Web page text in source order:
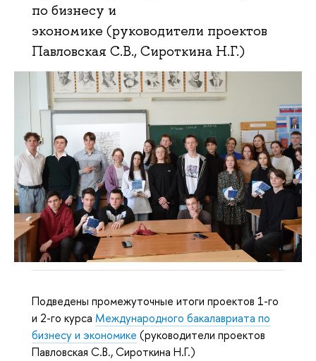
по бизнесу и
экономике (руководители проектов
Павловская С.В., Сироткина Н.Г.)
Подведены промежуточные итоги проектов 1-го
и 2-го курса Международного бакалавриата по
бизнесу и экономике (руководители проектов
Павловская С.В., Сироткина Н.Г.)